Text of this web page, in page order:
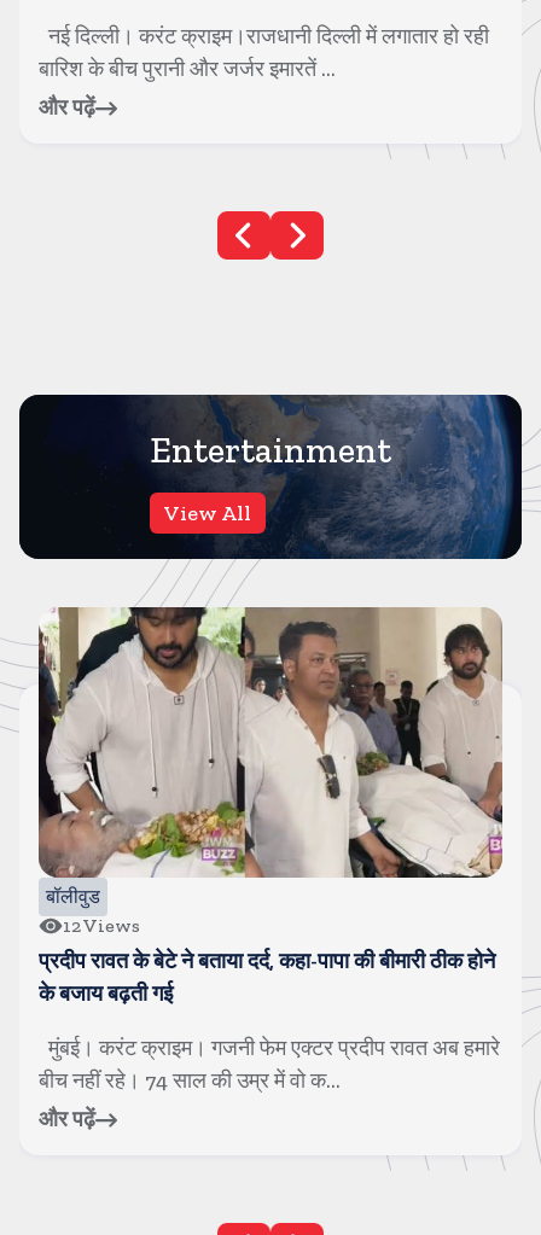
नोएडा। करंट क्राइम। के रबूपुरा कस्बे में मामूली विवाद में बुजुर्ग
व्यापारी और उनके बेटे के साथ ...
और पढ़ें
Entertainment
View All
बॉलीवुड
82Views
एक्ट्रेस जिया शंकर ने की सगाई, तस्वीरें शेयर कर दी जानकारी
मुंबई। करंट क्राइम। अभिनेत्री जिया शंकर की सगाई हो गई
है। 5 अगस्त को जिया ने इंस्टाग्राम पर त...
और पढ़ें